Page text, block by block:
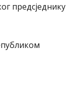
предсједнику